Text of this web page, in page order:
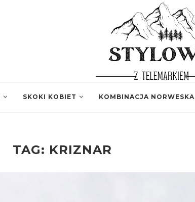
SKOKI KOBIET KOMBINACJA NORWESKA
TAG: KRIZNAR